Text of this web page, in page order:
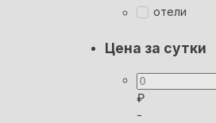
отели
Цена за сутки
₽
-